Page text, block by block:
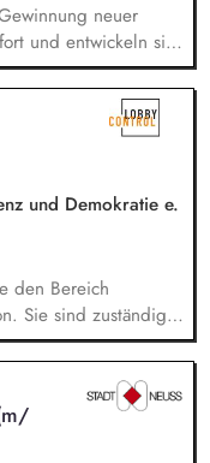
neuer
und entwickeln sie
E-Mailings und
bei der Planung,
übers Texten
deren
und Demokratie e.
den Bereich
Sie sind zuständig
die Organisation
Team und
Strategie. Sie sind
und die operative